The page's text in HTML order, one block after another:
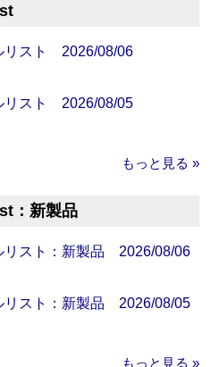
リスト 2026/08/06
リスト 2026/08/05
もっと見る »
：新製品
リスト：新製品 2026/08/06
リスト：新製品 2026/08/05
もっと見る »